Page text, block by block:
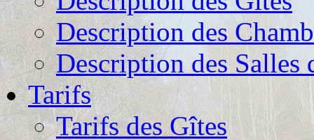
Description des
Description des Salles
Tarifs
Tarifs des Gîtes